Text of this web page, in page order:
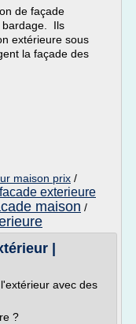
de façade
bardage. Ils
extérieure sous
la façade des
maison prix /
exterieure
maison /
|
avec des
?